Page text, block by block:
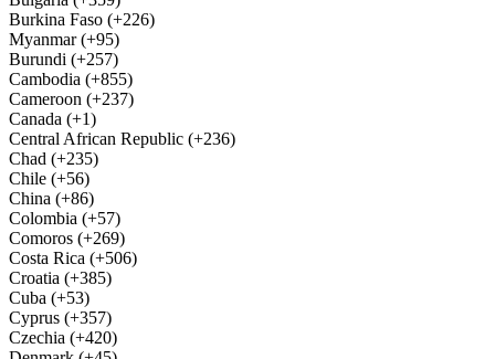
Burkina Faso (+226)
Myanmar (+95)
Burundi (+257)
Cambodia (+855)
Cameroon (+237)
Canada (+1)
Central African Republic (+236)
Chad (+235)
Chile (+56)
China (+86)
Colombia (+57)
Comoros (+269)
Costa Rica (+506)
Croatia (+385)
Cuba (+53)
Cyprus (+357)
Czechia (+420)